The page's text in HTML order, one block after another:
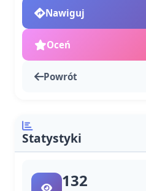
Nawiguj
Oceń
Powrót
Statystyki
132